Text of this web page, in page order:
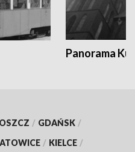
Panorama
/ GDAŃSK /
/ KIELCE /